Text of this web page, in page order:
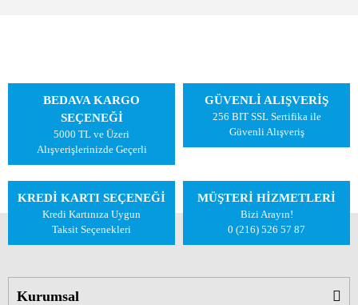
BEDAVA KARGO
SEÇENEĞİ
5000 TL ve Üzeri
Alışverişlerinizde Geçerli
GÜVENLİ ALIŞVERİŞ
256 BIT SSL Sertifika ile
Güvenli Alışveriş
KREDİ KARTI SEÇENEĞİ
Kredi Kartınıza Uygun
Taksit Seçenekleri
MÜŞTERİ HİZMETLERİ
Bizi Arayın!
0 (216) 526 57 87
Kurumsal